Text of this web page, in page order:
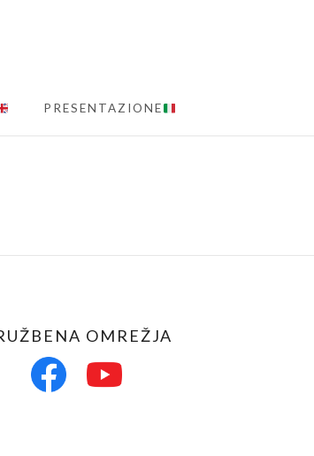
PRESENTAZIONE
OMREŽJA